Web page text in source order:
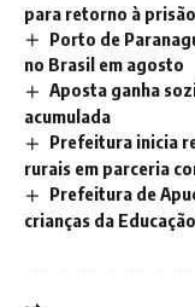
para retorno à
Porto de
no Brasil em agosto
Aposta ganha
acumulada
Prefeitura inicia
rurais em parceria
Prefeitura de
crianças da